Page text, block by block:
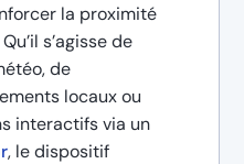
la proximité
s’agisse de
de
locaux ou
interactifs via un
, le dispositif